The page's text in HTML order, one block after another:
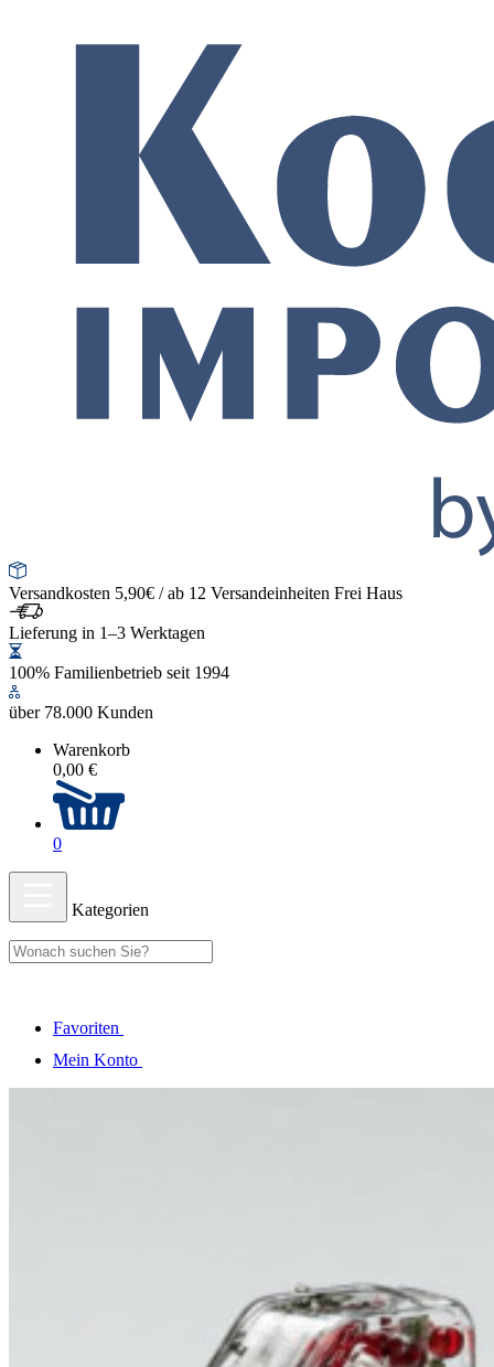
Versandkosten 5,90€ / ab 12 Versandeinheiten Frei Haus
Lieferung in 1–3 Werktagen
100% Familienbetrieb seit 1994
über 78.000 Kunden
Warenkorb
0,00 €
0
Kategorien
Favoriten
Mein Konto